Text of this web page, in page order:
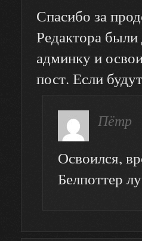
Спасибо за
Редактора
админку и
пост. Если
Пётр
Освоился,
Белпоттер